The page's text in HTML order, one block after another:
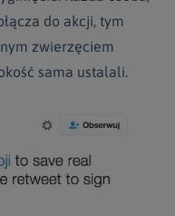
do akcji, tym
zwierzęciem
sama ustalali.